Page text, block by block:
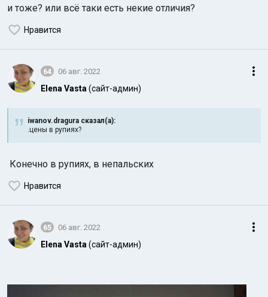
и тоже? или всё таки есть некие отличия?
Нравится
64 06 авг. 2022
Elena Vasta (сайт-админ)
iwanov.dragura сказал(а):
.цены в рупиях?
Конечно в рупиях, в непальских
Нравится
65 06 авг. 2022
Elena Vasta (сайт-админ)